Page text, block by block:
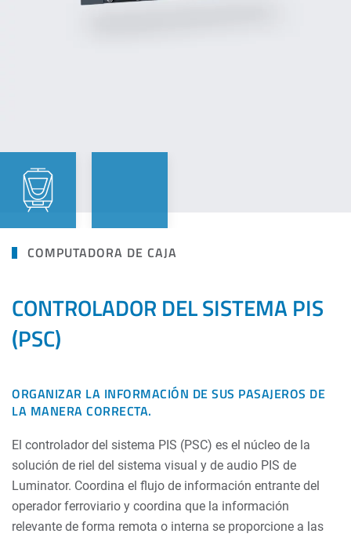
COMPUTADORA DE CAJA
CONTROLADOR DEL SISTEMA PIS
(PSC)
ORGANIZAR LA INFORMACIÓN DE SUS PASAJEROS DE
LA MANERA CORRECTA.
El controlador del sistema PIS (PSC) es el núcleo de la
solución de riel del sistema visual y de audio PIS de
Luminator. Coordina el flujo de información entrante del
operador ferroviario y coordina que la información
relevante de forma remota o interna se proporcione a las